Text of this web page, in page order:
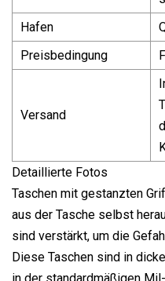
Hafen
Preisbedingung
Versand
Detaillierte Fotos
Taschen mit gestanzten
aus der Tasche selbst
sind verstärkt, um die
Diese Taschen sind in